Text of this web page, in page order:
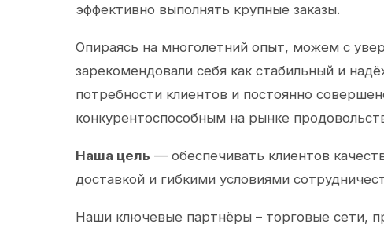
эффективно выполнять крупные заказы.
Опираясь на многолетний опыт, можем с
зарекомендовали себя как стабильный и
потребности клиентов и постоянно
конкурентоспособным на рынке
Наша цель — обеспечивать клиентов
доставкой и гибкими условиями
Наши ключевые партнёры – торговые сети,